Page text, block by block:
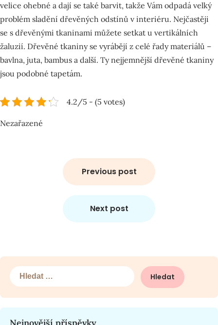
velice ohebné a dají se také barvit, takže Vám odpadá velký
problém sladění dřevěných odstínů v interiéru. Nejčastěji
se s dřevěnými tkaninami můžete setkat u vertikálních
žaluzií. Dřevěné tkaniny se vyrábějí z celé řady materiálů –
bavlna, juta, bambus a další. Ty nejjemnější dřevěné tkaniny
jsou podobné tapetám.
4.2/5 - (5 votes)
Nezařazené
Previous post
Next post
Vyhledávání